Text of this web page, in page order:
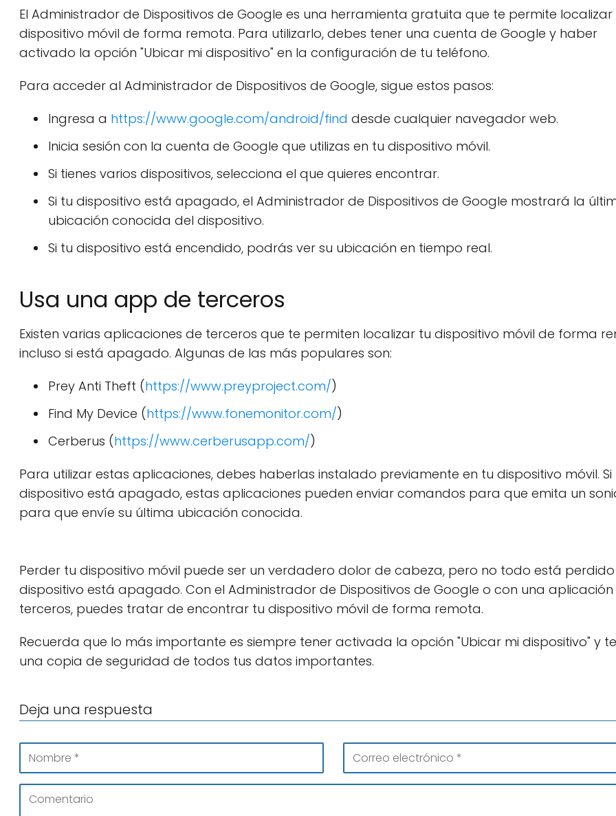
El Administrador de Dispositivos de Google es una herramienta gratuita que te permite localizar
dispositivo móvil de forma remota. Para utilizarlo, debes tener una cuenta de Google y haber
activado la opción "Ubicar mi dispositivo" en la configuración de tu teléfono.
Para acceder al Administrador de Dispositivos de Google, sigue estos pasos:
Ingresa a https://www.google.com/android/find desde cualquier navegador web.
Inicia sesión con la cuenta de Google que utilizas en tu dispositivo móvil.
Si tienes varios dispositivos, selecciona el que quieres encontrar.
Si tu dispositivo está apagado, el Administrador de Dispositivos de Google mostrará la
ubicación conocida del dispositivo.
Si tu dispositivo está encendido, podrás ver su ubicación en tiempo real.
Usa una app de terceros
Existen varias aplicaciones de terceros que te permiten localizar tu dispositivo móvil de forma
incluso si está apagado. Algunas de las más populares son:
Prey Anti Theft (https://www.preyproject.com/)
Find My Device (https://www.fonemonitor.com/)
Cerberus (https://www.cerberusapp.com/)
Para utilizar estas aplicaciones, debes haberlas instalado previamente en tu dispositivo móvil. Si
dispositivo está apagado, estas aplicaciones pueden enviar comandos para que emita un
para que envíe su última ubicación conocida.
Perder tu dispositivo móvil puede ser un verdadero dolor de cabeza, pero no todo está perdido
dispositivo está apagado. Con el Administrador de Dispositivos de Google o con una
terceros, puedes tratar de encontrar tu dispositivo móvil de forma remota.
Recuerda que lo más importante es siempre tener activada la opción "Ubicar mi dispositivo" y
una copia de seguridad de todos tus datos importantes.
Deja una respuesta